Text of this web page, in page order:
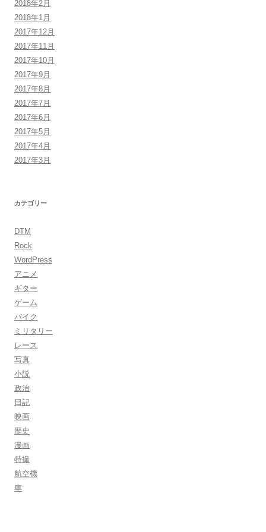
2018年2月
2018年1月
2017年12月
2017年11月
2017年10月
2017年9月
2017年8月
2017年7月
2017年6月
2017年5月
2017年4月
2017年3月
カテゴリー
DTM
Rock
WordPress
アニメ
ギター
ゲーム
バイク
ミリタリー
レース
写真
小説
政治
日記
映画
歴史
漫画
特撮
航空機
車